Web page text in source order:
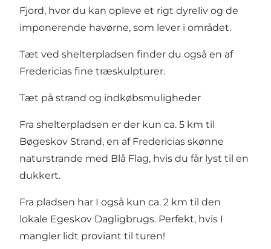
Fjord, hvor du kan opleve et rigt dyreliv og de
imponerende havørne, som lever i området.
Tæt ved shelterpladsen finder du også en af
Fredericias fine træskulpturer.
Tæt på strand og indkøbsmuligheder
Fra shelterpladsen er der kun ca. 5 km til
Bøgeskov Strand, en af Fredericias skønne
naturstrande med Blå Flag, hvis du får lyst til en
dukkert.
Fra pladsen har I også kun ca. 2 km til den
lokale Egeskov Dagligbrugs. Perfekt, hvis I
mangler lidt proviant til turen!